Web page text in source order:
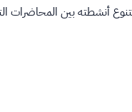
أنشطته بين المحاضرات